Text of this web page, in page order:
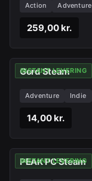
Action Adventure
259,00 kr.
INSTANT LEVERING
Gord Steam
Adventure Indie
14,00 kr.
INSTANT LEVERING
PEAK PC Steam